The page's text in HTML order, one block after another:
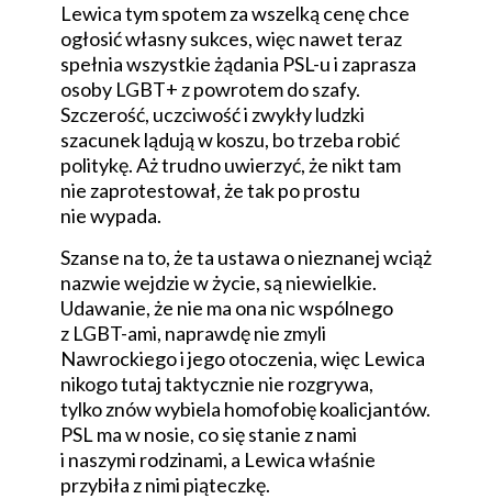
Lewica tym spotem za wszelką cenę chce
ogłosić własny sukces, więc nawet teraz
spełnia wszystkie żądania PSL-u i zaprasza
osoby LGBT+ z powrotem do szafy.
Szczerość, uczciwość i zwykły ludzki
szacunek lądują w koszu, bo trzeba robić
politykę. Aż trudno uwierzyć, że nikt tam
nie zaprotestował, że tak po prostu
nie wypada.
Szanse na to, że ta ustawa o nieznanej wciąż
nazwie wejdzie w życie, są niewielkie.
Udawanie, że nie ma ona nic wspólnego
z LGBT-ami, naprawdę nie zmyli
Nawrockiego i jego otoczenia, więc Lewica
nikogo tutaj taktycznie nie rozgrywa,
tylko znów wybiela homofobię koalicjantów.
PSL ma w nosie, co się stanie z nami
i naszymi rodzinami, a Lewica właśnie
przybiła z nimi piąteczkę.